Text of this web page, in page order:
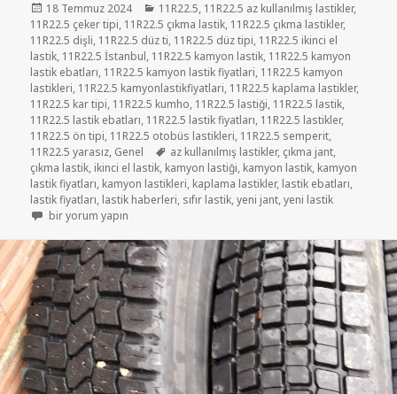
Yayın
tarihi
18 Temmuz 2024 Kategoriler
11R22.5, 11R22.5 az kullanılmış lastikler,
11R22.5 çeker tipi, 11R22.5 çıkma lastik, 11R22.5 çıkma lastikler,
11R22.5 dişli, 11R22.5 düz ti, 11R22.5 düz tipi, 11R22.5 ikinci el
lastik, 11R22.5 İstanbul, 11R22.5 kamyon lastik, 11R22.5 kamyon
lastik ebatları, 11R22.5 kamyon lastik fiyatlari, 11R22.5 kamyon
lastikleri, 11R22.5 kamyonlastikfiyatlari, 11R22.5 kaplama lastikler,
11R22.5 kar tipi, 11R22.5 kumho, 11R22.5 lastiği, 11R22.5 lastik,
11R22.5 lastik ebatları, 11R22.5 lastik fiyatları, 11R22.5 lastikler,
11R22.5 ön tipi, 11R22.5 otobüs lastikleri, 11R22.5 semperit,
11R22.5 yarasız, Genel Etiketler
az kullanılmış lastikler, çıkma jant,
çıkma lastik, ikinci el lastik, kamyon lastiği, kamyon lastik, kamyon
lastik fiyatları, kamyon lastikleri, kaplama lastikler, lastik ebatları,
lastik fiyatları, lastik haberleri, sıfır lastik,yeni jant,yeni lastik
SATILIK 11R22.5 İKİNCİ EL LASTİKLER için
bir yorum yapın